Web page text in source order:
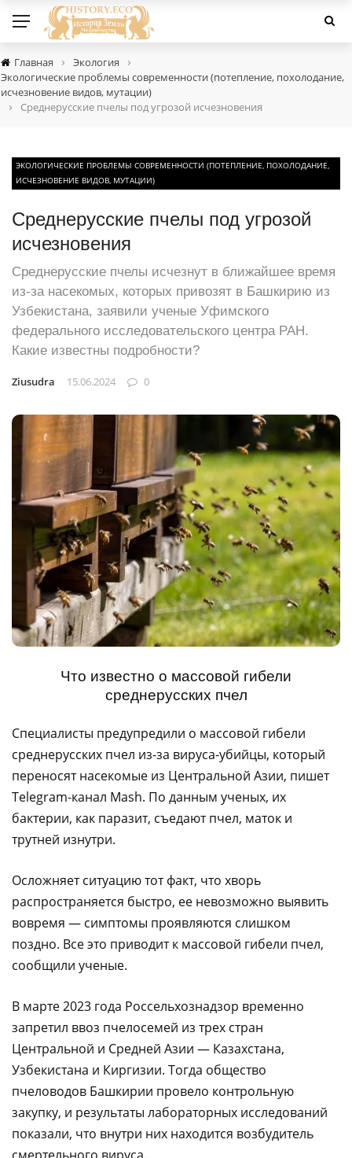
Главная › Экология ›
Экологические проблемы современности (потепление, похолодание,
исчезновение видов, мутации)
› Среднерусские пчелы под угрозой исчезновения
ЭКОЛОГИЧЕСКИЕ ПРОБЛЕМЫ СОВРЕМЕННОСТИ (ПОТЕПЛЕНИЕ, ПОХОЛОДАНИЕ,
ИСЧЕЗНОВЕНИЕ ВИДОВ, МУТАЦИИ)
Среднерусские пчелы под угрозой
исчезновения
Среднерусские пчелы исчезнут в ближайшее время
из-за насекомых, которых привозят в Башкирию из
Узбекистана, заявили ученые Уфимского
федерального исследовательского центра РАН.
Какие известны подробности?
Ziusudra 15.06.2024 0
Что известно о массовой гибели
среднерусских пчел
Специалисты предупредили о массовой гибели
среднерусских пчел из-за вируса-убийцы, который
переносят насекомые из Центральной Азии, пишет
Telegram-канал Mash. По данным ученых, их
бактерии, как паразит, съедают пчел, маток и
трутней изнутри.
Осложняет ситуацию тот факт, что хворь
распространяется быстро, ее невозможно выявить
вовремя — симптомы проявляются слишком
поздно. Все это приводит к массовой гибели пчел,
сообщили ученые.
В марте 2023 года Россельхознадзор временно
запретил ввоз пчелосемей из трех стран
Центральной и Средней Азии — Казахстана,
Узбекистана и Киргизии. Тогда общество
пчеловодов Башкирии провело контрольную
закупку, и результаты лабораторных исследований
показали, что внутри них находится возбудитель